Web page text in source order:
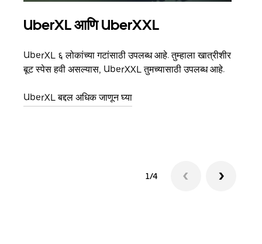
UberXL आणि UberXXL
UberXL ६ लोकांच्या गटांसाठी उपलब्ध आहे. तुम्हाला खात्रीशीर
बूट स्पेस हवी असल्यास, UberXXL तुमच्यासाठी उपलब्ध आहे.
UberXL बद्दल अधिक जाणून घ्या
1/4